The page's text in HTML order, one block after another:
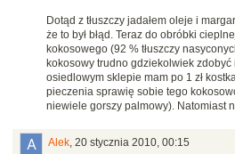
Dotąd z tłuszczy jadałem oleje i
że to był błąd. Teraz do obróbki
kokosowego (92 % tłuszczy
kokosowy trudno gdziekolwiek
osiedlowym sklepie mam po 1 zł
pieczenia sprawię sobie tego
niewiele gorszy palmowy). Natomiast
Alek, 20 stycznia 2010, 00:15